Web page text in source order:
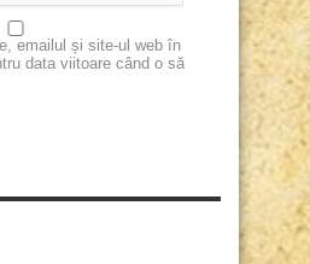
emailul și site-ul web în
data viitoare când o să